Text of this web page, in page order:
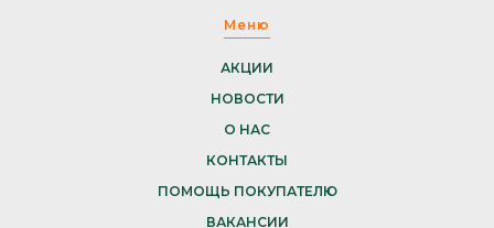
Меню
АКЦИИ
НОВОСТИ
О НАС
КОНТАКТЫ
ПОМОЩЬ ПОКУПАТЕЛЮ
ВАКАНСИИ